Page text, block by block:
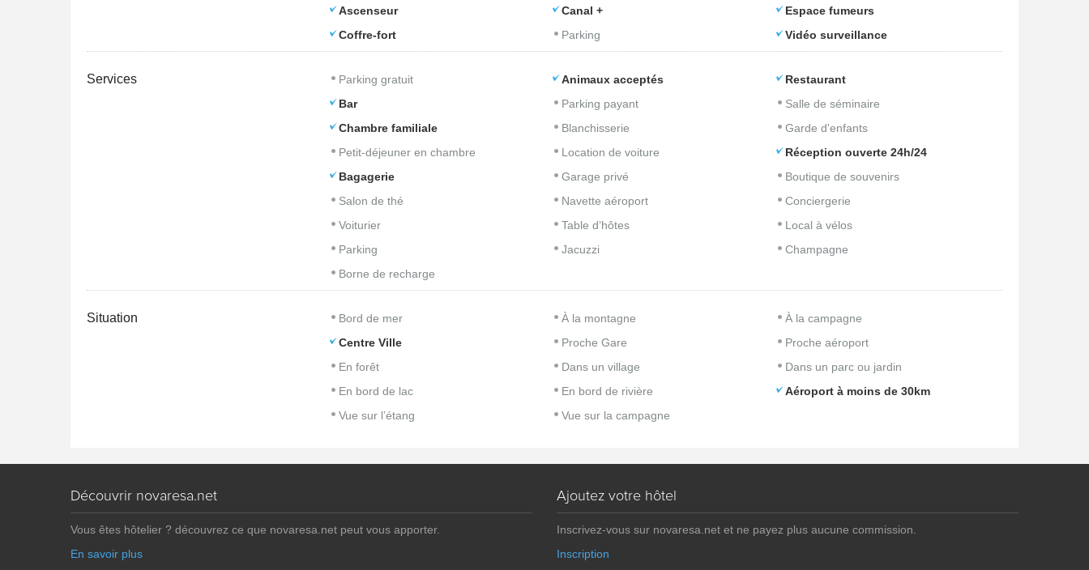
Ascenseur
Canal +
Espace fumeurs
Coffre-fort
Parking Vidéo surveillance
Services Parking gratuit Animaux acceptés
Restaurant
Bar
Parking payant
Salle de séminaire
Chambre familiale
Blanchisserie
Garde d'enfants
Petit-déjeuner en chambre
Location de voiture
Réception ouverte 24h/24
Bagagerie
Garage privé
Boutique de souvenirs
Salon de thé
Navette aéroport
Conciergerie
Voiturier
Table d’hôtes
Local à vélos
Parking
Jacuzzi
Champagne
Borne de recharge
Situation Bord de mer À la montagne
À la campagne
Centre Ville
Proche Gare
Proche aéroport
En forêt
Dans un village
Dans un parc ou jardin
En bord de lac
En bord de rivière
Aéroport à moins de 30km
Vue sur l’étang
Vue sur la campagne
Découvrir novaresa.net
Vous êtes hôtelier ? découvrez ce que novaresa.net peut vous apporter.
En savoir plus
Ajoutez votre hôtel
Inscrivez-vous sur novaresa.net et ne payez plus aucune commission.
Inscription